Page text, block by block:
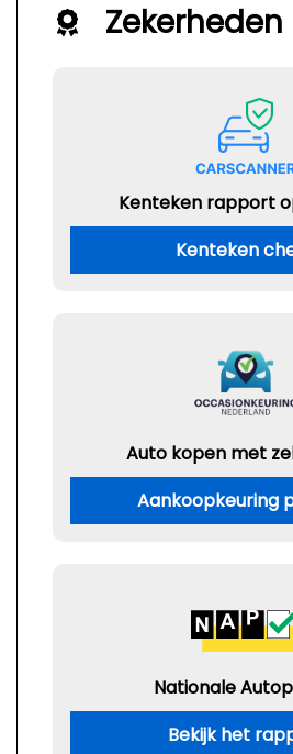
Zekerheden
Kenteken rapport
Kenteken
Auto kopen met
Aankoopkeuring
Nationale
Bekijk het